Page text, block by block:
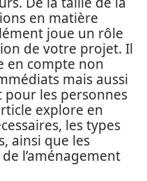
en matière
joue un rôle
de votre projet. Il
en compte non
mais aussi
les personnes
explore en
les types
ainsi que les
l’aménagement